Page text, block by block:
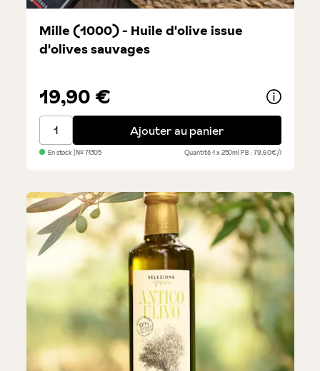
Mille (1000) - Huile d'olive issue
d'olives sauvages
19,90 €
Mille (1000) - Huile d'olive issue d'olives sauvages
Ajouter au panier
En stock | №71305 Quantité1 x 250mlPB : 79,60€/l